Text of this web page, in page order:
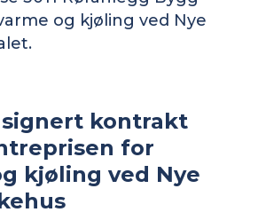
og kjøling ved Nye
signert kontrakt
for
kjøling ved Nye